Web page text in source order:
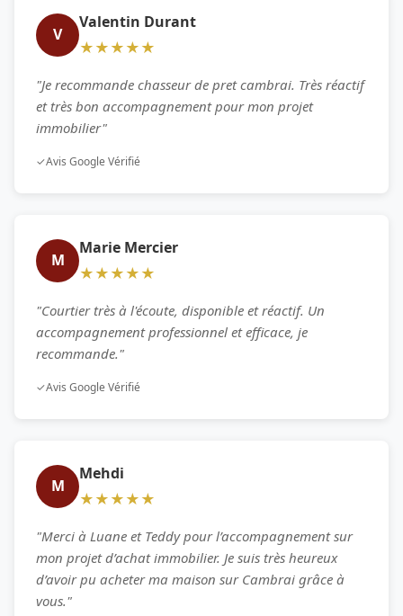
V
Valentin Durant
★★★★★
"Je recommande chasseur de pret cambrai. Très réactif
et très bon accompagnement pour mon projet
immobilier"
✓Avis Google Vérifié
M
Marie Mercier
★★★★★
"Courtier très à l'écoute, disponible et réactif. Un
accompagnement professionnel et efficace, je
recommande."
✓Avis Google Vérifié
M
Mehdi
★★★★★
"Merci à Luane et Teddy pour l’accompagnement sur
mon projet d’achat immobilier. Je suis très heureux
d’avoir pu acheter ma maison sur Cambrai grâce à
vous."